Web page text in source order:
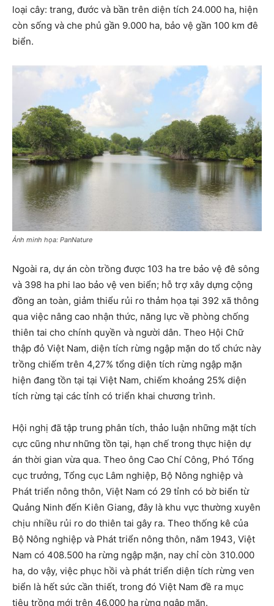
loại cây: trang, đước và bần trên diện tích 24.000 ha, hiện
còn sống và che phủ gần 9.000 ha, bảo vệ gần 100 km đê
biển.
Ảnh minh họa: PanNature
Ngoài ra, dự án còn trồng được 103 ha tre bảo vệ đê sông
và 398 ha phi lao bảo vệ ven biển; hỗ trợ xây dựng cộng
đồng an toàn, giảm thiểu rủi ro thảm họa tại 392 xã thông
qua việc nâng cao nhận thức, năng lực về phòng chống
thiên tai cho chính quyền và người dân. Theo Hội Chữ
thập đỏ Việt Nam, diện tích rừng ngập mặn do tổ chức này
trồng chiếm trên 4,27% tổng diện tích rừng ngập mặn
hiện đang tồn tại tại Việt Nam, chiếm khoảng 25% diện
tích rừng tại các tỉnh có triển khai chương trình.
Hội nghị đã tập trung phân tích, thảo luận những mặt tích
cực cũng như những tồn tại, hạn chế trong thực hiện dự
án thời gian vừa qua. Theo ông Cao Chí Công, Phó Tổng
cục trưởng, Tổng cục Lâm nghiệp, Bộ Nông nghiệp và
Phát triển nông thôn, Việt Nam có 29 tỉnh có bờ biển từ
Quảng Ninh đến Kiên Giang, đây là khu vực thường xuyên
chịu nhiều rủi ro do thiên tai gây ra. Theo thống kê của
Bộ Nông nghiệp và Phát triển nông thôn, năm 1943, Việt
Nam có 408.500 ha rừng ngập mặn, nay chỉ còn 310.000
ha, do vậy, việc phục hồi và phát triển diện tích rừng ven
biển là hết sức cần thiết, trong đó Việt Nam đề ra mục
tiêu trồng mới trên 46.000 ha rừng ngập mặn.